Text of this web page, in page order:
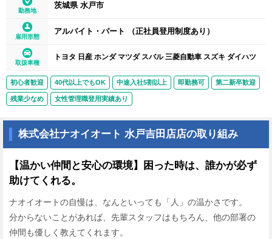
勤務地
茨城県 水戸市
雇用形態
アルバイト・パート （正社員登用制度あり）
取扱車種
トヨタ 日産 ホンダ マツダ スバル 三菱自動車 スズキ ダイハツ
初心者歓迎 40代以上でもOK 中途入社5割以上 即勤務可 第二新卒歓迎
残業少なめ 女性管理職登用実績あり
株式会社ナオイオート 水戸吉田店店の取り組み
【温かい仲間と安心の環境】困った時は、誰かが必ず
助けてくれる。
ナオイオートの自慢は、なんといっても「人」の温かさです。
分からないことがあれば、先輩スタッフはもちろん、他の部署の
仲間も優しく教えてくれます。